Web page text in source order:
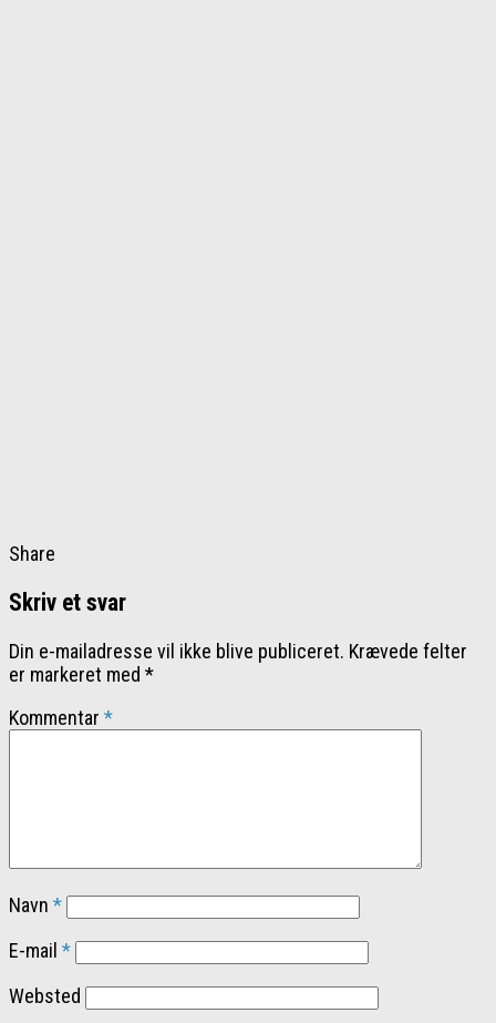
Share
Skriv et svar
Din e-mailadresse vil ikke blive publiceret. Krævede felter
er markeret med *
Kommentar *
Navn *
E-mail *
Websted